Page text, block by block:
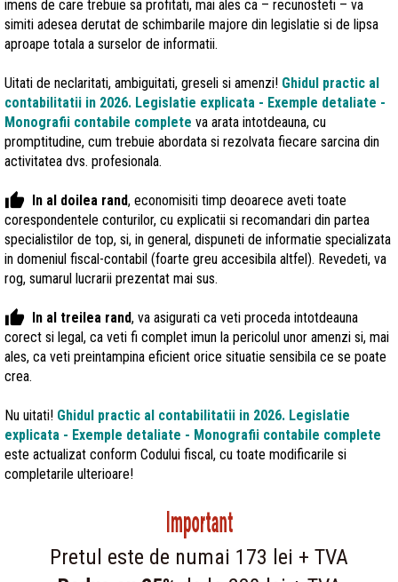
imens de care trebuie sa profitati, mai ales ca – recunosteti – va
simiti adesea derutat de schimbarile majore din legislatie si de lipsa
aproape totala a surselor de informatii.
Uitati de neclaritati, ambiguitati, greseli si amenzi! Ghidul practic al
contabilitatii in 2026. Legislatie explicata - Exemple detaliate -
Monografii contabile complete va arata intotdeauna, cu
promptitudine, cum trebuie abordata si rezolvata fiecare sarcina din
activitatea dvs. profesionala.
thumb_up In al doilea rand, economisiti timp deoarece aveti toate
corespondentele conturilor, cu explicatii si recomandari din partea
specialistilor de top, si, in general, dispuneti de informatie specializata
in domeniul fiscal-contabil (foarte greu accesibila altfel). Revedeti, va
rog, sumarul lucrarii prezentat mai sus.
thumb_up In al treilea rand, va asigurati ca veti proceda intotdeauna
corect si legal, ca veti fi complet imun la pericolul unor amenzi si, mai
ales, ca veti preintampina eficient orice situatie sensibila ce se poate
crea.
Nu uitati! Ghidul practic al contabilitatii in 2026. Legislatie
explicata - Exemple detaliate - Monografii contabile complete
este actualizat conform Codului fiscal, cu toate modificarile si
completarile ulterioare!
Important
Pretul este de numai 173 lei + TVA